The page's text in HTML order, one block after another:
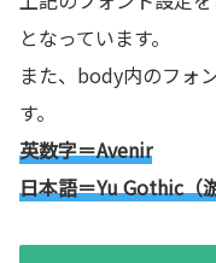
となっています。
また、body内のフォ
す。
英数字＝Avenir
日本語＝Yu Gothic（